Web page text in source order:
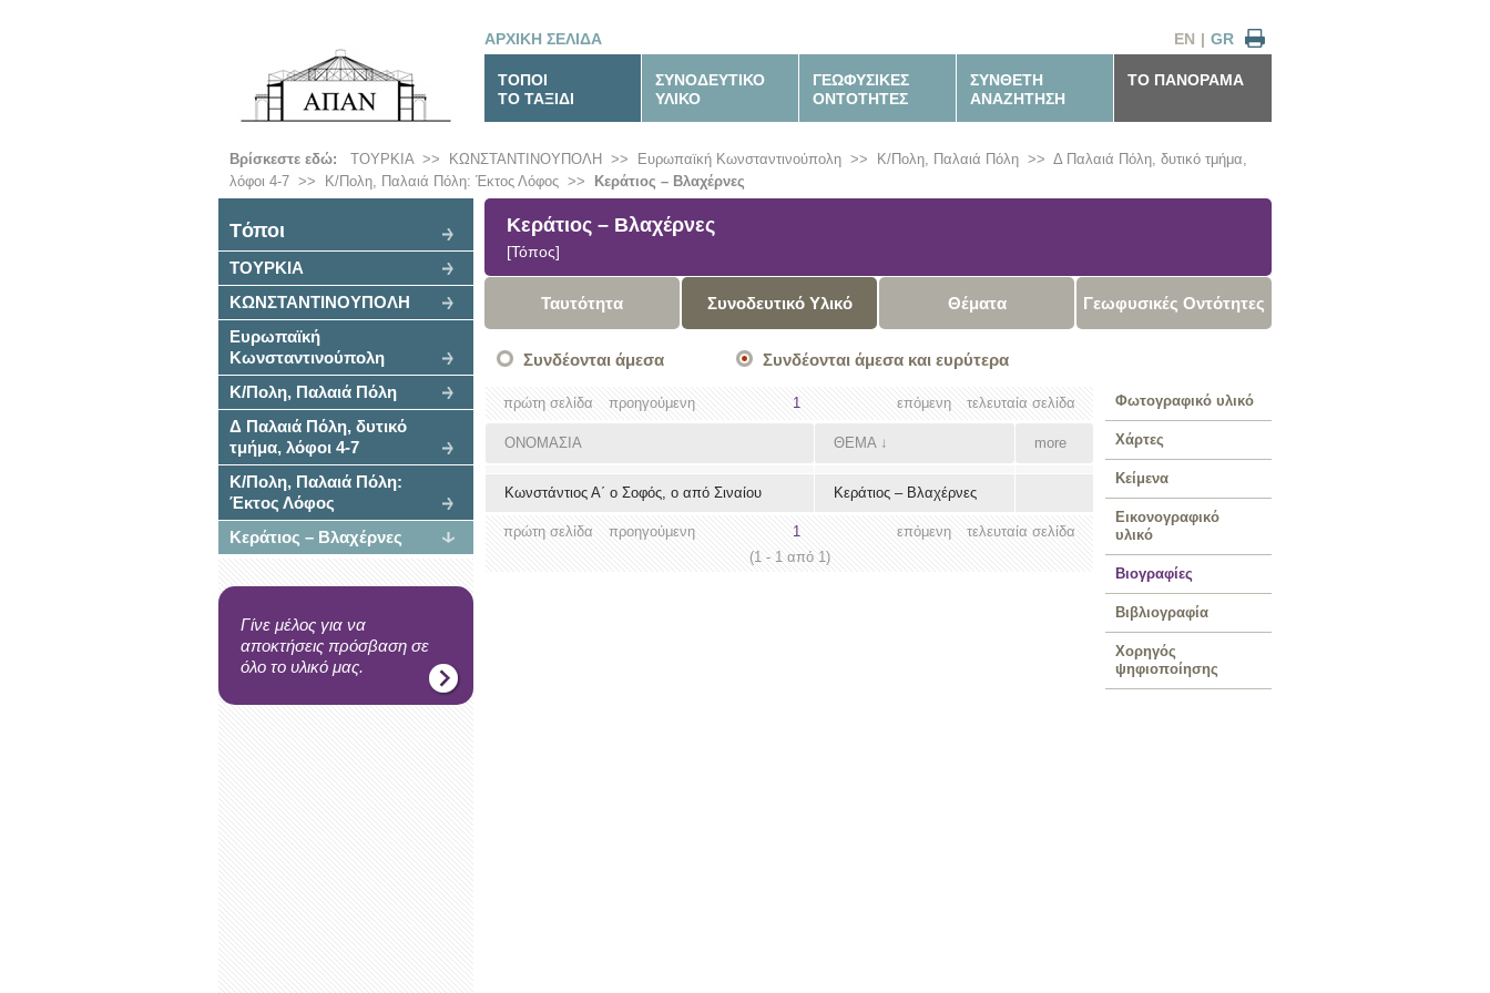
ΑΡΧΙΚΗ ΣΕΛΙΔΑ GR
|
EN
ΤΟΠΟΙ
ΤΟ ΤΑΞΙΔΙ
ΣΥΝΟΔΕΥΤΙΚΟ
ΥΛΙΚΟ
ΓΕΩΦΥΣΙΚΕΣ
ΟΝΤΟΤΗΤΕΣ
ΣΥΝΘΕΤΗ
ΑΝΑΖΗΤΗΣΗ
ΤΟ ΠΑΝΟΡΑΜΑ
Βρίσκεστε εδώ: ΤΟΥΡΚΙΑ>> ΚΩΝΣΤΑΝΤΙΝΟΥΠΟΛΗ >> Ευρωπαϊκή Κωνσταντινούπολη >> Κ/Πολη, Παλαιά Πόλη >> Δ Παλαιά Πόλη, δυτικό τμήμα,
λόφοι 4-7 >> Κ/Πολη, Παλαιά Πόλη: Έκτος Λόφος >> Κεράτιος – Βλαχέρνες
Tόποι
ΤΟΥΡΚΙΑ
ΚΩΝΣΤΑΝΤΙΝΟΥΠΟΛΗ
Ευρωπαϊκή
Κωνσταντινούπολη
Κ/Πολη, Παλαιά Πόλη
Δ Παλαιά Πόλη, δυτικό
τμήμα, λόφοι 4-7
Κ/Πολη, Παλαιά Πόλη:
Έκτος Λόφος
Κεράτιος – Βλαχέρνες
Γίνε μέλος για να
αποκτήσεις πρόσβαση σε
όλο το υλικό μας.
Κεράτιος – Βλαχέρνες
[Τόπος]
Ταυτότητα Συνοδευτικό Υλικό Θέματα Γεωφυσικές Οντότητες
Συνδέονται άμεσα Συνδέονται άμεσα και ευρύτερα
τελευταία σελίδα
επόμενη
πρώτη σελίδα προηγούμενη 1
ΟΝΟΜΑΣΙΑ ΘΕΜΑ↓ more
Κωνστάντιος Α΄ ο Σοφός, ο από Σιναίου Κεράτιος – Βλαχέρνες
τελευταία σελίδα
επόμενη
πρώτη σελίδα προηγούμενη
1
(1 - 1 από 1)
Φωτογραφικό υλικό
Χάρτες
Κείμενα
Εικονογραφικό
υλικό
Βιογραφίες
Βιβλιογραφία
Χορηγός
ψηφιοποίησης